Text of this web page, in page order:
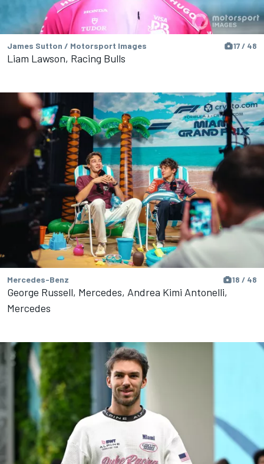
James Sutton / Motorsport Images 17 / 48
Liam Lawson, Racing Bulls
Mercedes-Benz 18 / 48
George Russell, Mercedes, Andrea Kimi Antonelli,
Mercedes